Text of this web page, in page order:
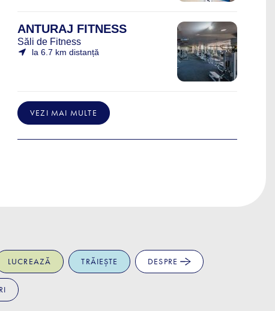
ANTURAJ FITNESS
Săli de Fitness
la 6.7 km distanță
VEZI MAI MULTE
LUCREAZĂ TRĂIEȘTE DESPRE